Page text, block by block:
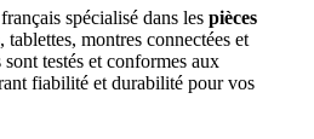
spécialisé dans les pièces
tablettes, montres connectées et
testés et conformes aux
fiabilité et durabilité pour vos